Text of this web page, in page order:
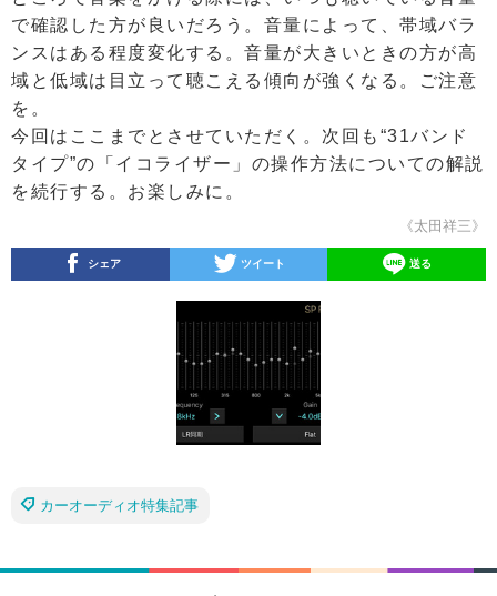
で確認した方が良いだろう。音量によって、帯域バラ
ンスはある程度変化する。音量が大きいときの方が高
域と低域は目立って聴こえる傾向が強くなる。ご注意
を。
今回はここまでとさせていただく。次回も“31バンド
タイプ”の「イコライザー」の操作方法についての解説
を続行する。お楽しみに。
《太田祥三》
シェア ツイート 送る
カーオーディオ特集記事